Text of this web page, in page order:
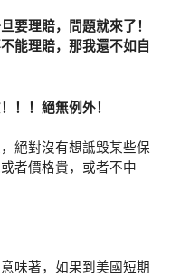
要理賠，問題就來了！
能理賠，那我還不如自
！！絕無例外！
絕對沒有想詆毀某些保
者價格貴，或者不中
味著，如果到美國短期